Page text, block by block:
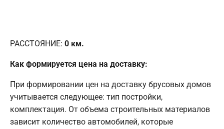
РАССТОЯНИЕ: 0 км.
Как формируется цена на доставку:
При формировании цен на доставку брусовых домов
учитывается следующее: тип постройки,
комплектация. От объема строительных материалов
зависит количество автомобилей, которые